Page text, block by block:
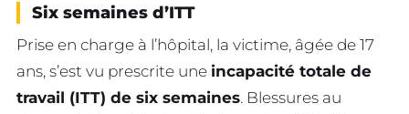
Six semaines d’ITT
Prise en charge à l’hôpital, la victime, âgée de 17
ans, s’est vu prescrite une incapacité totale de
travail (ITT) de six semaines. Blessures au